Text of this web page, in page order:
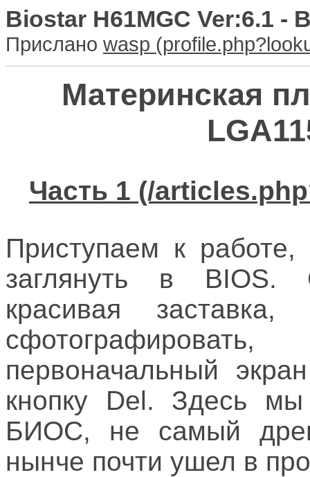
Biostar H61MGC Ver:6.1 -
Прислано wasp
Материнская
Часть 1
Приступаем к
заглянуть в BIOS.
красивая
первоначальный
кнопку Del. Здесь
БИОС, не самый
нынче почти ушел в